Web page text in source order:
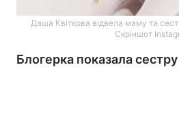
Даша Квіткова відвела маму та
Скріншот
Блогерка показала